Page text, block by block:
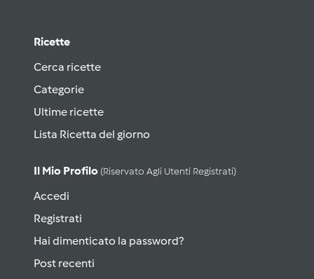
Ricette
Cerca ricette
Categorie
Ultime ricette
Lista Ricetta del giorno
Il Mio Profilo (riservato Agli Utenti Registrati)
Accedi
Registrati
Hai dimenticato la password?
Post recenti